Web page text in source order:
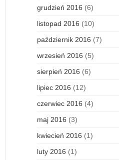
grudzień 2016 (6)
listopad 2016 (10)
październik 2016 (7)
wrzesień 2016 (5)
sierpień 2016 (6)
lipiec 2016 (12)
czerwiec 2016 (4)
maj 2016 (3)
kwiecień 2016 (1)
luty 2016 (1)